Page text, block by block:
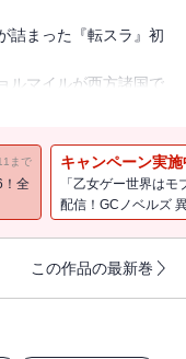
詰まった『転スラ』初
ルマイルが西方諸国で
リンドが関わった、と
青レイン。そんな彼女
まで
！全
キャンペーン実施
「乙女ゲー世界は
配信！GCノベルズ
この作品の最新巻